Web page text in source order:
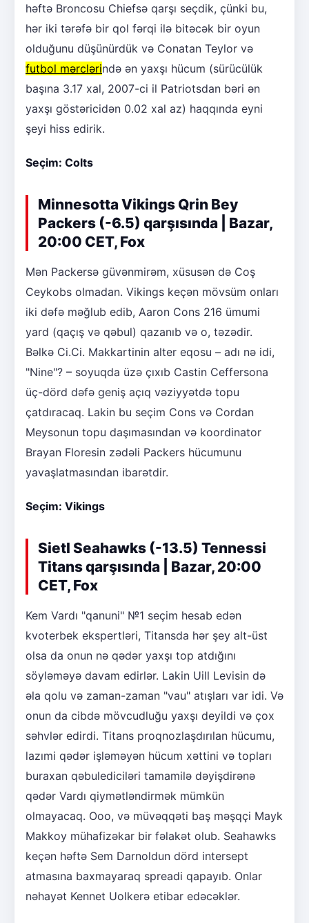
həftə Broncosu Chiefsə qarşı seçdik, çünki bu,
hər iki tərəfə bir qol fərqi ilə bitəcək bir oyun
olduğunu düşünürdük və Conatan Teylor və
futbol mərclərində ən yaxşı hücum (sürücülük
başına 3.17 xal, 2007-ci il Patriotsdan bəri ən
yaxşı göstəricidən 0.02 xal az) haqqında eyni
şeyi hiss edirik.
Seçim: Colts
Minnesotta Vikings Qrin Bey
Packers (-6.5) qarşısında | Bazar,
20:00 CET, Fox
Mən Packersə güvənmirəm, xüsusən də Coş
Ceykobs olmadan. Vikings keçən mövsüm onları
iki dəfə məğlub edib, Aaron Cons 216 ümumi
yard (qaçış və qəbul) qazanıb və o, təzədir.
Bəlkə Ci.Ci. Makkartinin alter eqosu – adı nə idi,
"Nine"? – soyuqda üzə çıxıb Castin Ceffersona
üç-dörd dəfə geniş açıq vəziyyətdə topu
çatdıracaq. Lakin bu seçim Cons və Cordan
Meysonun topu daşımasından və koordinator
Brayan Floresin zədəli Packers hücumunu
yavaşlatmasından ibarətdir.
Seçim: Vikings
Sietl Seahawks (-13.5) Tennessi
Titans qarşısında | Bazar, 20:00
CET, Fox
Kem Vardı "qanuni" №1 seçim hesab edən
kvoterbek ekspertləri, Titansda hər şey alt-üst
olsa da onun nə qədər yaxşı top atdığını
söyləməyə davam edirlər. Lakin Uill Levisin də
əla qolu və zaman-zaman "vau" atışları var idi. Və
onun da cibdə mövcudluğu yaxşı deyildi və çox
səhvlər edirdi. Titans proqnozlaşdırılan hücumu,
lazımi qədər işləməyən hücum xəttini və topları
buraxan qəbulediciləri tamamilə dəyişdirənə
qədər Vardı qiymətləndirmək mümkün
olmayacaq. Ooo, və müvəqqəti baş məşqçi Mayk
Makkoy mühafizəkar bir fəlakət olub. Seahawks
keçən həftə Sem Darnoldun dörd intersept
atmasına baxmayaraq spreadi qapayıb. Onlar
nəhayət Kennet Uolkerə etibar edəcəklər.